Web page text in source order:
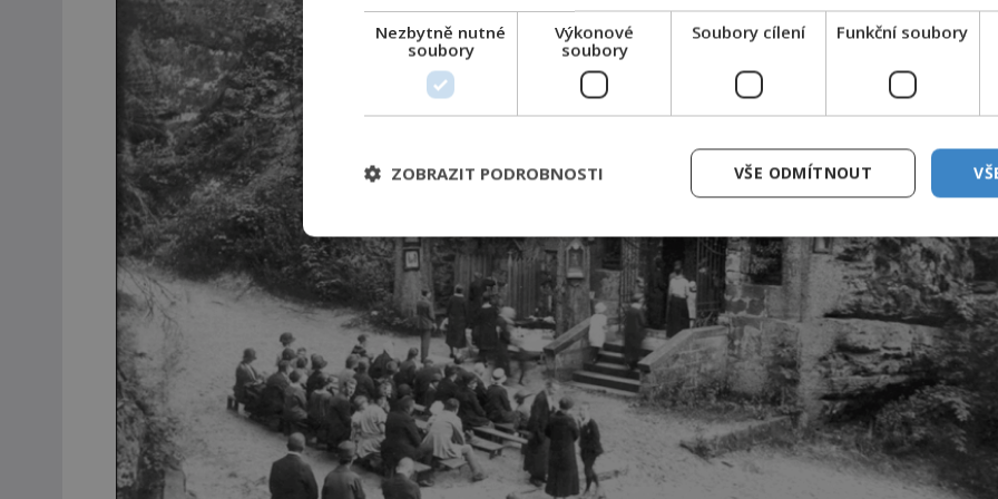
Nezbytně nutné
soubory
Výkonové
soubory
Soubory cílení Funkční soubory
VŠE ODMÍTNOUT
ZOBRAZIT PODROBNOSTI